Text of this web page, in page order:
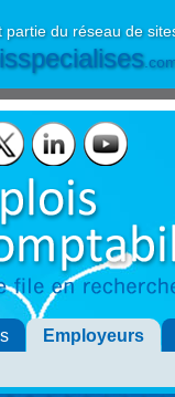
partie du réseau de
Employeurs